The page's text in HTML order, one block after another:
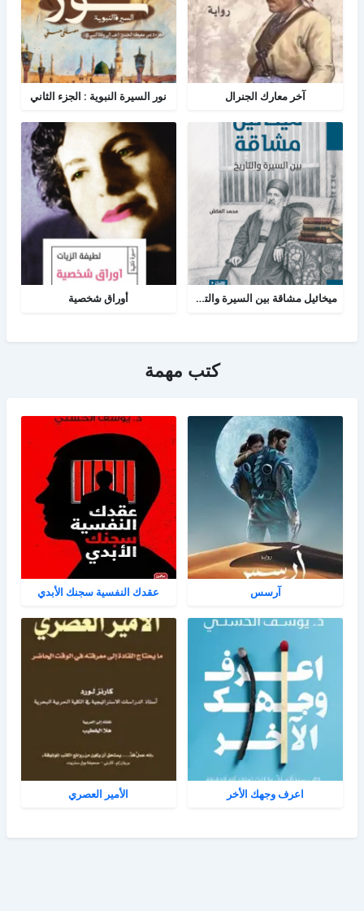
آخر معارك الجنرال نور السيرة النبوية : الجزء الثاني
ميخائيل مشاقة بين السيرة والتاريخ أوراق شخصية
كتب مهمة
آرسس عقدك النفسية سجنك الأبدي
اعرف وجهك الأخر الأمير العصري